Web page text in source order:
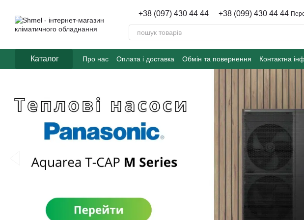
+38 (097) 430 44 44 +38 (099) 430 44 44
Каталог Про нас Оплата і доставка Обмін та повернення Контактна